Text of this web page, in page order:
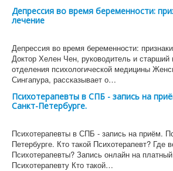
Депрессия во время беременности:
лечение
Депрессия во время беременности:
Доктор Хелен Чен, руководитель и старший
отделения психологической медицины
Сингапура, рассказывает о…
Психотерапевты в СПБ - запись на
Санкт-Петербурге.
Психотерапевты в СПБ - запись на приём.
Петербурге. Кто такой Психотерапевт? Где
Психотерапевты? Запись онлайн на
Психотерапевту Кто такой…